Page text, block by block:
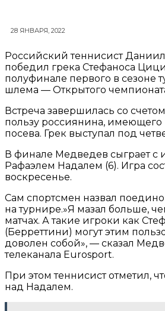
28 ЯНВАРЯ, 2022
Российский теннисист
победил грека Стефаноса
полуфинале первого в сезоне
шлема — Открытого
Встреча завершилась со счетом
пользу россиянина, имеющего
посева. Грек выступал под
В финале Медведев сыграет с
Рафаэлем Надалем (6). Игра
воскресенье.
Сам спортсмен назвал
на турнире.»Я мазал больше,
матчах. А такие игроки как
(Берреттини) могут этим
доволен собой», — сказал
телеканала Eurosport.
При этом теннисист отметил,
над Надалем.